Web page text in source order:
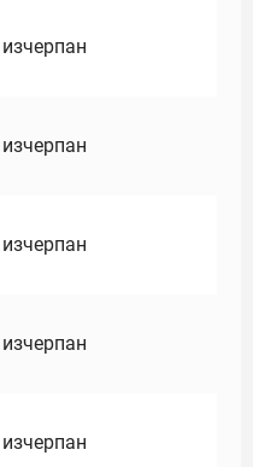
изчерпан
изчерпан
изчерпан
изчерпан
изчерпан